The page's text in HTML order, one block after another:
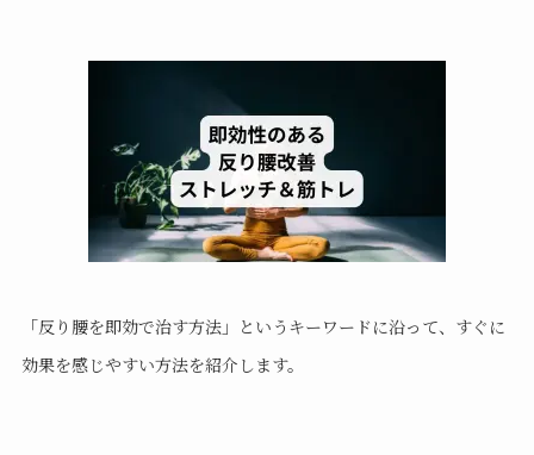
「反り腰を即効で治す方法」というキーワードに沿って、すぐに
効果を感じやすい方法を紹介します。